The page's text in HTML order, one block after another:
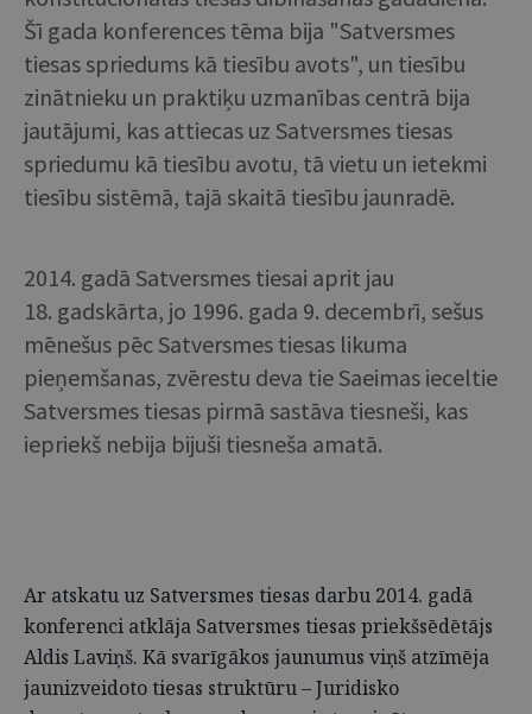
Šī gada konferences tēma bija "Satversmes
tiesas spriedums kā tiesību avots", un tiesību
zinātnieku un praktiķu uzmanības centrā bija
jautājumi, kas attiecas uz Satversmes tiesas
spriedumu kā tiesību avotu, tā vietu un ietekmi
tiesību sistēmā, tajā skaitā tiesību jaunradē.
2014. gadā Satversmes tiesai aprit jau
18. gadskārta, jo 1996. gada 9. decembrī, sešus
mēnešus pēc Satversmes tiesas likuma
pieņemšanas, zvērestu deva tie Saeimas ieceltie
Satversmes tiesas pirmā sastāva tiesneši, kas
iepriekš nebija bijuši tiesneša amatā.
Ar atskatu uz Satversmes tiesas darbu 2014. gadā
konferenci atklāja Satversmes tiesas priekšsēdētājs
Aldis Laviņš. Kā svarīgākos jaunumus viņš atzīmēja
jaunizveidoto tiesas struktūru – Juridisko